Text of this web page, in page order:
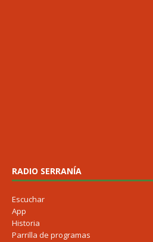
RADIO SERRANÍA
Escuchar
App
Historia
Parrilla de programas